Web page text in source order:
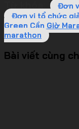
Đơn
Đơn vị tổ chức
Green Cần Giờ
marathon
Bài viết cùng